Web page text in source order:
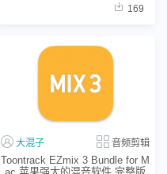
169
大混子 音频剪辑
Toontrack EZmix 3 Bundle for M